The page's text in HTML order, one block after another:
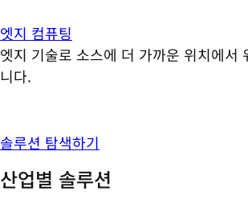
엣지 컴퓨팅
엣지 기술로 소스에 더 가까운 위치에서
니다.
솔루션 탐색하기
산업별 솔루션